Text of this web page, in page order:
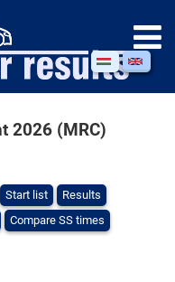
2026 (MRC)
Start list
Results
Compare SS times